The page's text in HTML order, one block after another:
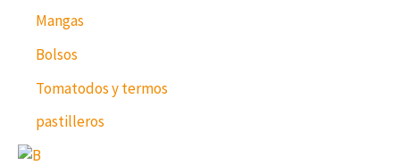
Mangas
Bolsos
Tomatodos y termos
pastilleros